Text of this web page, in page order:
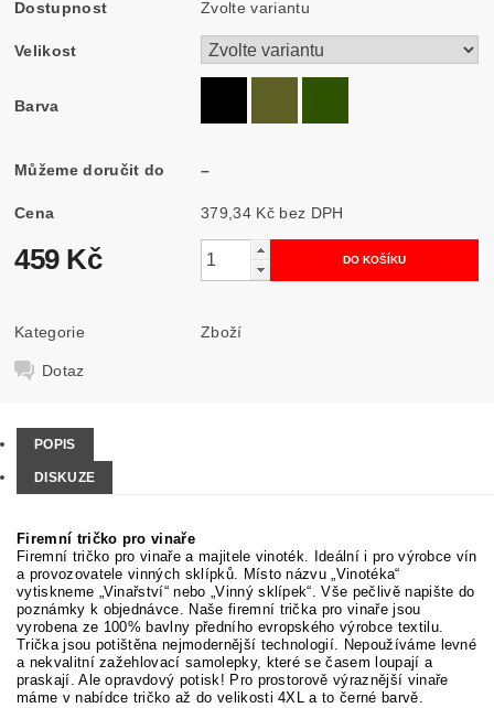
Dostupnost Zvolte variantu
Velikost
Barva
Můžeme doručit do –
Cena 379,34 Kč bez DPH
459 Kč
Kategorie Zboží
Dotaz
POPIS
DISKUZE
Firemní tričko pro vinaře
Firemní tričko pro vinaře a majitele vinoték. Ideální i pro výrobce vín
a provozovatele vinných sklípků. Místo názvu „Vinotéka“
vytiskneme „Vinařství“ nebo „Vinný sklípek“. Vše pečlivě napište do
poznámky k objednávce. Naše firemní trička pro vinaře jsou
vyrobena ze 100% bavlny předního evropského výrobce textilu.
Trička jsou potištěna nejmodernější technologií. Nepoužíváme levné
a nekvalitní zažehlovací samolepky, které se časem loupají a
praskají. Ale opravdový potisk! Pro prostorově výraznější vinaře
máme v nabídce tričko až do velikosti 4XL a to černé barvě.